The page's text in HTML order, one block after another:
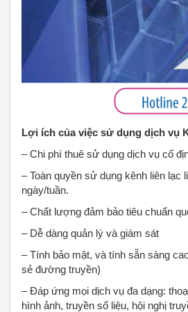
Lợi ích của việc sử dụng dịch vụ
– Chi phí thuê sử dụng dịch vụ cố
– Toàn quyền sử dụng kênh liên lạc
ngày/tuần.
– Chất lượng đảm bảo tiêu chuẩn
– Dễ dàng quản lý và giám sát
– Tính bảo mật, và tính sẵn sàng
sẻ đường truyền)
– Đáp ứng mọi dịch vụ đa dạng:
hình ảnh, truyền số liệu, hội nghị